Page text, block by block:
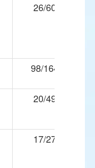
26/60
98/164
20/49
17/27